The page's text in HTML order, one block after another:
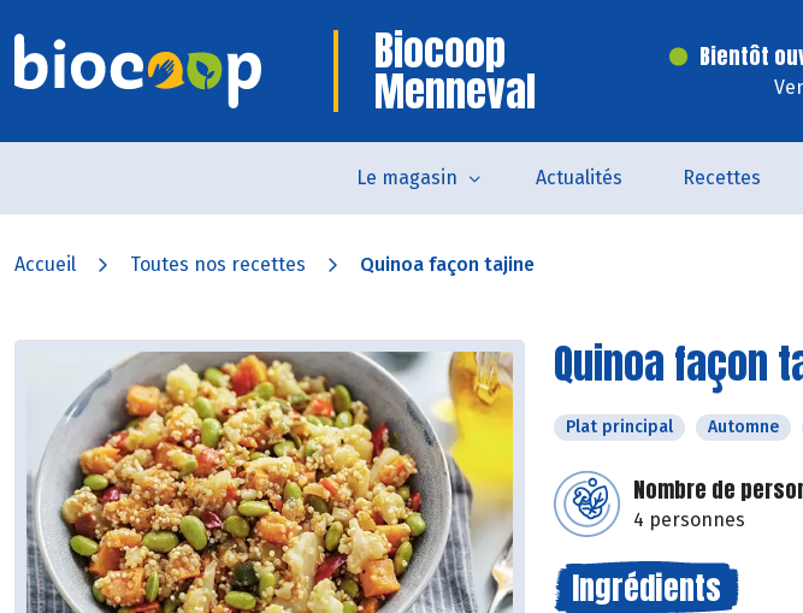
Biocoop
Menneval
Bientôt
Le magasin Actualités Recettes
Accueil Toutes nos recettes Quinoa façon tajine
Quinoa façon
Plat principal Automne
Nombre de
4 personnes
Ingrédients